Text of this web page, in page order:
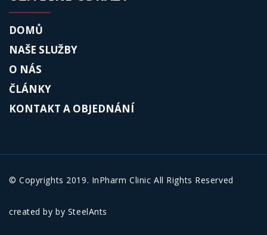
DOMŮ
NAŠE SLUŽBY
O NÁS
ČLÁNKY
KONTAKT A OBJEDNÁNÍ
© Copyrights 2019. InPharm Clinic All Rights Reserved
created byby SteelAnts